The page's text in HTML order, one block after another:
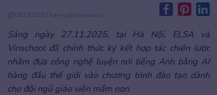
08/12/2025 | han.vo@elsanow.io
Sáng ngày 27.11.2025, tại Hà Nội, ELSA và
Vinschool đã chính thức ký kết hợp tác chiến lược
nhằm đưa công nghệ luyện nói tiếng Anh bằng AI
hàng đầu thế giới vào chương trình đào tạo dành
cho đội ngũ giáo viên mầm non.